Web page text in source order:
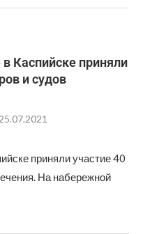
Каспийске приняли
и судов
25.07.2021
приняли участие 40
На набережной